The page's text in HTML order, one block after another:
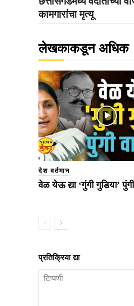
कामगारांचा मृत्यू
लेखकाकडून अधिक
देश वर्तमान
वेळ येऊ द्या ‘गुंगी गुडिया’
प्रतिक्रिया द्या